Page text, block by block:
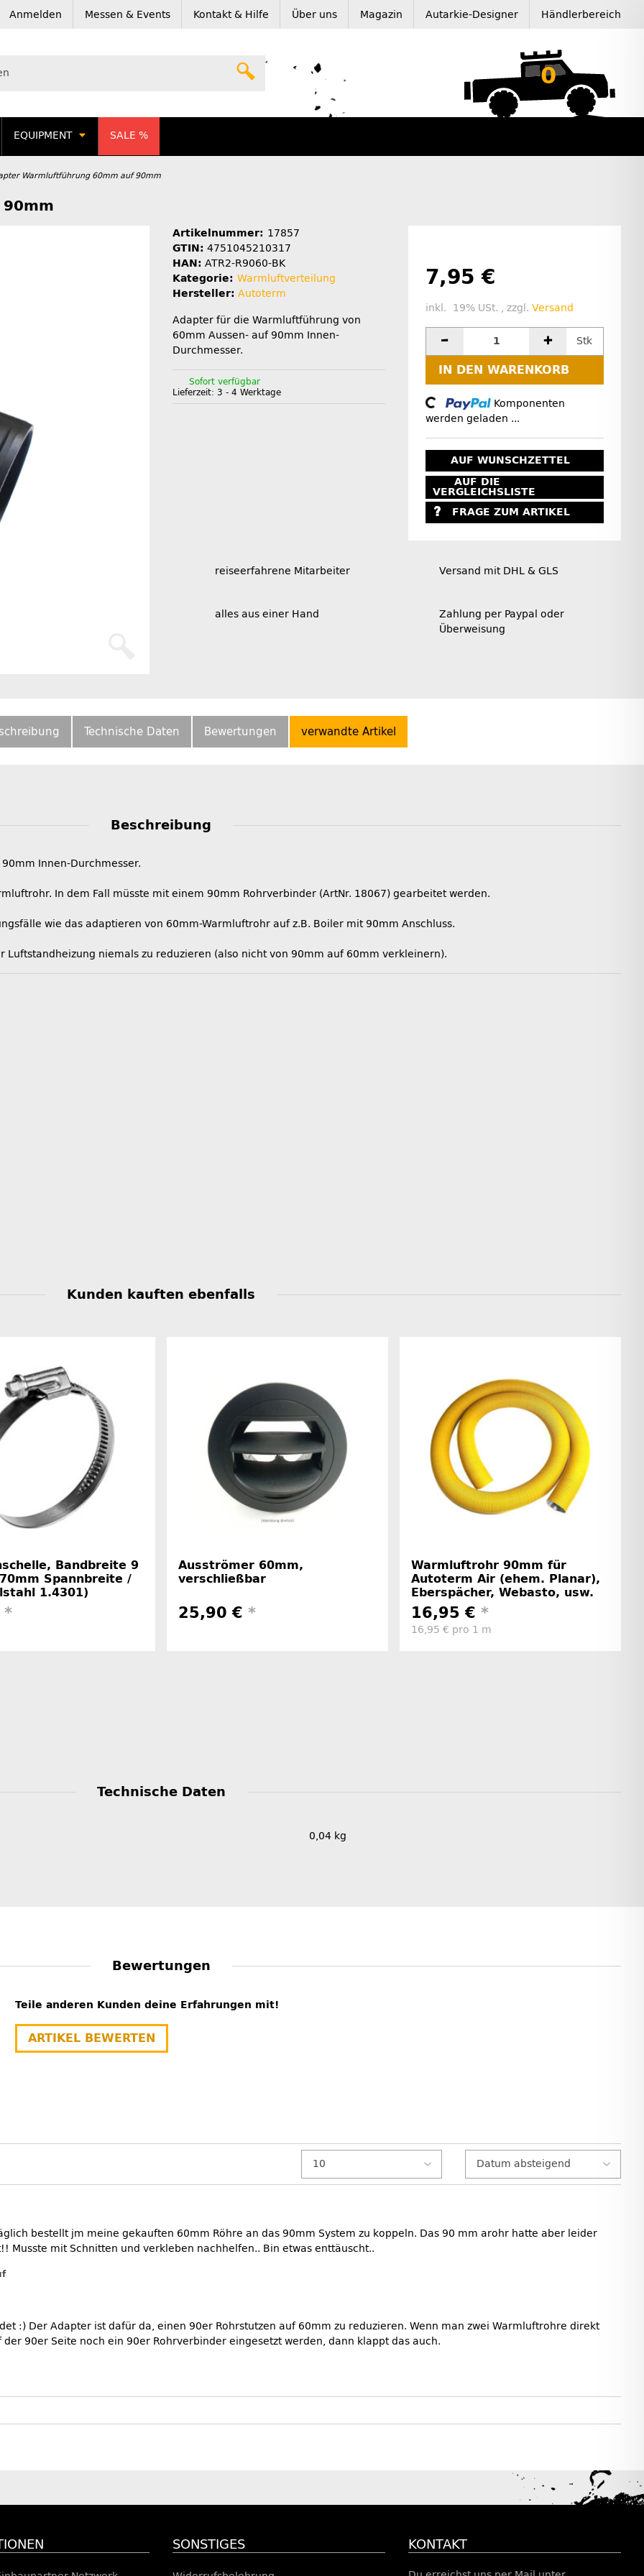
Anmelden Messen & Events Kontakt & Hilfe Über uns Magazin Autarkie-Designer Händlerbereich
0
EQUIPMENT SALE %
Warmluftführung 60mm auf 90mm
Artikelnummer: 17857
GTIN: 4751045210317
HAN: ATR2-R9060-BK
Kategorie: Warmluftverteilung
Hersteller: Autoterm
Adapter für die Warmluftführung von
60mm Aussen- auf 90mm Innen-
Durchmesser.
Sofort verfügbar
Lieferzeit: 3 - 4 Werktage
7,95 €
inkl. 19% USt. , zzgl. Versand
Stk
IN DEN WARENKORB
Loading...
Komponenten
werden geladen ...
AUF WUNSCHZETTEL
AUF DIE
VERGLEICHSLISTE
FRAGE ZUM ARTIKEL
reiseerfahrene Mitarbeiter Versand mit DHL & GLS
alles aus einer Hand
Zahlung per Paypal oder
Überweisung
Technische Daten Bewertungen verwandte Artikel
Beschreibung
Innen-Durchmesser.
In dem Fall müsste mit einem 90mm Rohrverbinder (ArtNr. 18067) gearbeitet werden.
wie das adaptieren von 60mm-Warmluftrohr auf z.B. Boiler mit 90mm Anschluss.
niemals zu reduzieren (also nicht von 90mm auf 60mm verkleinern).
Kunden kauften ebenfalls
Bandbreite 9
Spannbreite /
1.4301)
*
Ausströmer 60mm,
verschließbar
25,90 € *
Warmluftrohr 90mm für
Autoterm Air (ehem. Planar),
Eberspächer, Webasto, usw.
16,95 € *
16,95 € pro 1 m
Technische Daten
0,04 kg
Bewertungen
Teile anderen Kunden deine Erfahrungen mit!
ARTIKEL BEWERTEN
bestellt jm meine gekauften 60mm Röhre an das 90mm System zu koppeln. Das 90 mm arohr hatte aber leider
Musste mit Schnitten und verkleben nachhelfen.. Bin etwas enttäuscht..
:) Der Adapter ist dafür da, einen 90er Rohrstutzen auf 60mm zu reduzieren. Wenn man zwei Warmluftrohre direkt
90er Seite noch ein 90er Rohrverbinder eingesetzt werden, dann klappt das auch.
SONSTIGES KONTAKT